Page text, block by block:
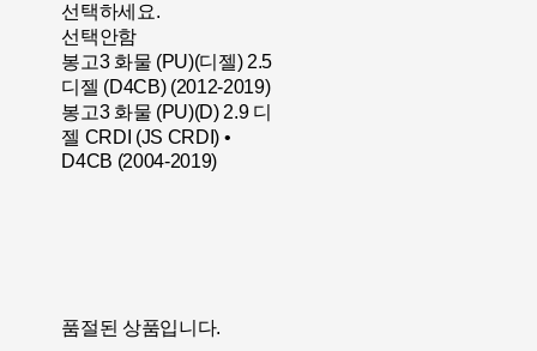
선택하세요.
선택안함
봉고3 화물 (PU)(디젤) 2.5
디젤 (D4CB) (2012-2019)
봉고3 화물 (PU)(D) 2.9 디
젤 CRDI (JS CRDI) •
D4CB (2004-2019)
품절된 상품입니다.